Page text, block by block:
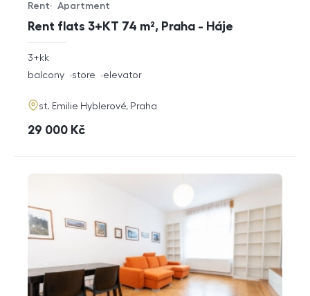
Rent flats 3+KT 74 m², Praha - Háje
Offer type
Rent
Property type
Apartment
rozměry
3+kk
funkce
balcony store elevator
adresa
st. Emilie Hyblerové, Praha
cena
29 000 Kč